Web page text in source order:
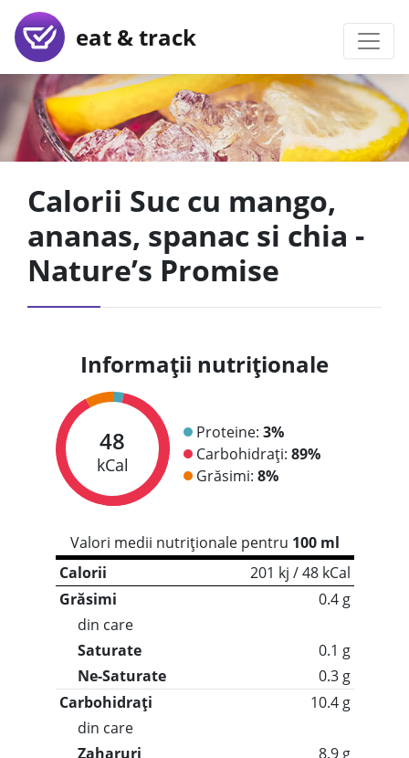
eat & track
Calorii Suc cu mango,
ananas, spanac si chia -
Nature’s Promise
Informații nutriționale
48
kCal
Proteine: 3%
Carbohidrați: 89%
Grăsimi: 8%
Valori medii nutriționale pentru 100 ml
Calorii
201 kj / 48 kCal
Grăsimi
0.4 g
din care
Saturate
0.1 g
Ne-Saturate
0.3 g
Carbohidrați
10.4 g
din care
Zaharuri
8.9 g